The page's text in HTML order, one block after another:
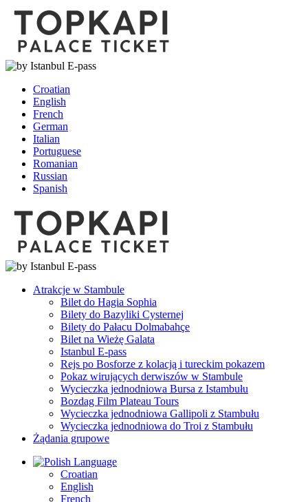
Croatian
English
French
German
Italian
Portuguese
Romanian
Russian
Spanish
Atrakcje w Stambule
Bilet do Hagia Sophia
Bilety do Bazyliki Cysternej
Bilety do Pałacu Dolmabahçe
Bilet na Wieżę Galata
Istanbul E-pass
Rejs po Bosforze z kolacją i tureckim pokazem
Pokaz wirujących derwiszów w Stambule
Wycieczka jednodniowa Bursa z Istambułu
Bozdag Film Plateau Tours
Wycieczka jednodniowa Gallipoli z Stambułu
Wycieczka jednodniowa do Troi z Stambułu
Żądania grupowe
Language
Croatian
English
French